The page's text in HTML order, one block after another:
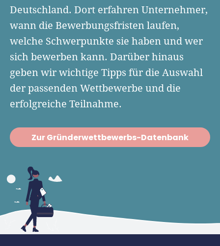
Top 15 Franchise
Die besten Gründerkredite
Gründerwettbewerbe finden
Geschäftskonto-Vergleich
Unternehmen anmelden
Schutzrechte anmelden
Kleingewerbe anmelden
Unsere Gründungspakete
Kunden gewinnen
Website erstellen
Rechnung schreiben
Buchhaltung erledigen
Online-Kredit anfragen
Versicherungen
Fördermittel
Gründungszuschuss
Kredit für Existenzgründer
Business Angels
Zuschüsse
Flexible Kreditlinie
Tools
Businessplan-Software
Business Model Canvas
Gründertest
Gründungsassistent
Finanzplan Tool
Preiskalkulation
Buchhaltungssoftware
Lohnsoftware
Weitere Tools & Vorlagen
Angebote
Geförderte Beratung
Marke, AGB & Datenschutz
Geschäftskonto eröffnen
Richtig versichern
Steuerberatung
Deutschland. Dort erfahren Unternehmer,
wann die Bewerbungsfristen laufen,
welche Schwerpunkte sie haben und wer
sich bewerben kann. Darüber hinaus
geben wir wichtige Tipps für die Auswahl
der passenden Wettbewerbe und die
erfolgreiche Teilnahme.
Zur Gründerwettbewerbs-Datenbank